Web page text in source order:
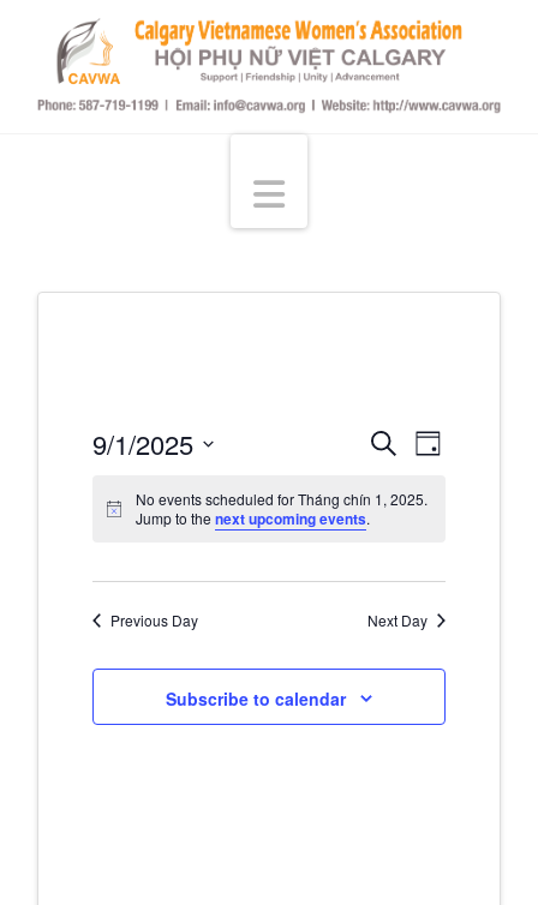
Hội
tại
Calgary
Navigation
Events
and
Views
Search
Day
9/1/2025
date.
No events scheduled for Tháng chín 1, 2025.
Jump to thenext upcoming events.
Previous Day Next Day
Subscribe to calendar